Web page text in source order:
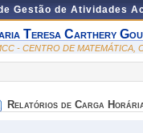
Gestão de Atividades
Teresa Carthery
- CENTRO DE MATEMÁTICA,
Relatórios de Carga